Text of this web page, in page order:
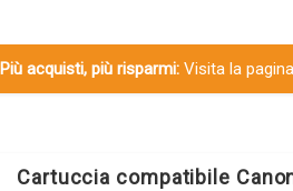
Più acquisti, più risparmi:Visita la
Cartuccia compatibile